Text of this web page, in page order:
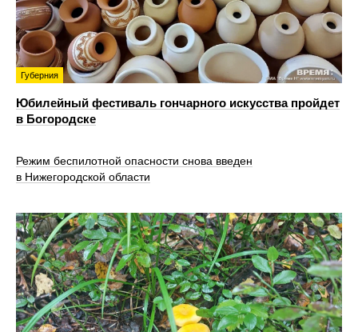
Губерния
Юбилейный фестиваль гончарного искусства пройдет
в Богородске
Режим беспилотной опасности снова введен
в Нижегородской области